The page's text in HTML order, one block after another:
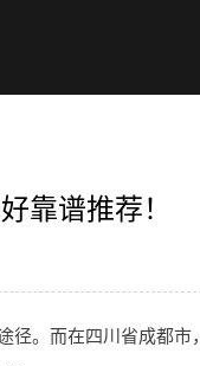
靠谱推荐！
径。而在四川省成都市